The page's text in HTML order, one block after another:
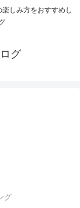
しみ方をおすすめし
グ
グ